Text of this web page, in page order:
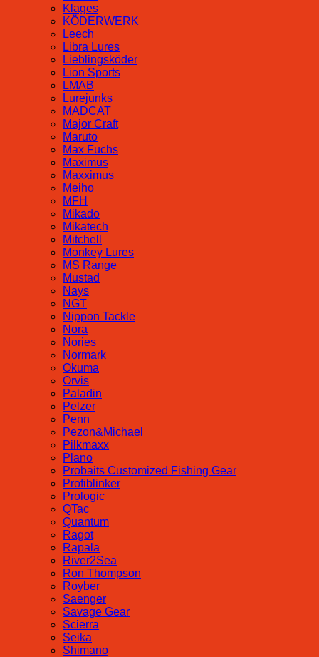
Klages
KÖDERWERK
Leech
Libra Lures
Lieblingsköder
Lion Sports
LMAB
Lurejunks
MADCAT
Major Craft
Maruto
Max Fuchs
Maximus
Maxximus
Meiho
MFH
Mikado
Mikatech
Mitchell
Monkey Lures
MS Range
Mustad
Nays
NGT
Nippon Tackle
Nora
Nories
Normark
Okuma
Orvis
Paladin
Pelzer
Penn
Pezon&Michael
Pilkmaxx
Plano
Probaits Customized Fishing Gear
Profiblinker
Prologic
QTac
Quantum
Ragot
Rapala
River2Sea
Ron Thompson
Royber
Saenger
Savage Gear
Scierra
Seika
Shimano